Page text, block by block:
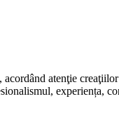
atenţie
experiența,